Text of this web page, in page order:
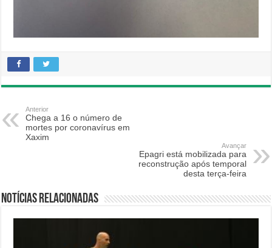
Anterior
Chega a 16 o número de
mortes por coronavírus em
Xaxim
Avançar
Epagri está mobilizada para
reconstrução após temporal
desta terça-feira
Notícias relacionadas